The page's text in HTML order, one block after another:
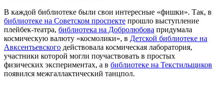
В каждой библиотеке были свои интересные «фишки». Так, в
библиотеке на Советском проспекте прошло выступление
плейбек-театра, библиотека на Добролюбова придумала
космическую валюту «космолики», в Детской библиотеке на
Авксентьевского действовала космическая лаборатория,
участники которой могли поучаствовать в простых
физических экспериментах, а в библиотеке на Текстильщиков
появился межгаллактический танцпол.